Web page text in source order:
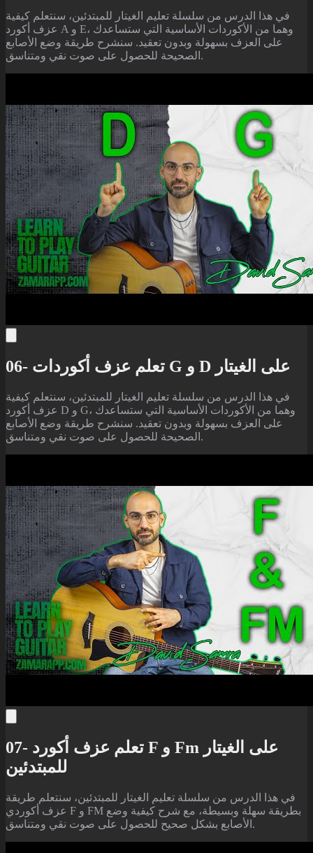
في هذا الدرس من سلسلة تعليم الغيتار للمبتدئين، سنتعلم كيفية
عزف أكورد A و E، وهما من الأكوردات الأساسية التي ستساعدك
على العزف بسهولة وبدون تعقيد. سنشرح طريقة وضع الأصابع
الصحيحة للحصول على صوت نقي ومتناسق.
06- تعلم عزف أكوردات G و D على الغيتار
في هذا الدرس من سلسلة تعليم الغيتار للمبتدئين، سنتعلم كيفية
عزف أكورد D و G، وهما من الأكوردات الأساسية التي ستساعدك
على العزف بسهولة وبدون تعقيد. سنشرح طريقة وضع الأصابع
الصحيحة للحصول على صوت نقي ومتناسق.
07- تعلم عزف أكورد F و Fm على الغيتار
للمبتدئين
في هذا الدرس من سلسلة تعليم الغيتار للمبتدئين، سنتعلم طريقة
عزف أكوردي F و FM بطريقة سهلة وبسيطة، مع شرح كيفية وضع
الأصابع بشكل صحيح للحصول على صوت نقي ومتناسق.